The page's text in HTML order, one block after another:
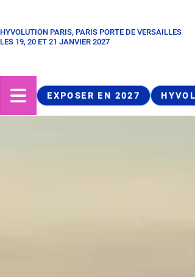
Paragraphes
HYVOLUTION PARIS, PARIS PORTE DE VERSAILLES
LES 19, 20 ET 21 JANVIER 2027
EXPOSER EN 2027